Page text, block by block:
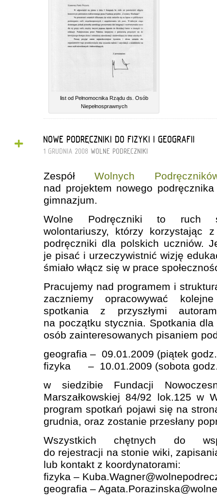
list od Pełnomocnika Rządu ds. Osób
Niepełnosprawnych
+ NOWE PODRĘCZNIKI DO FIZYKI I GEOGRAFII
1 GRUDNIA 2008 WOLNE PODRĘCZNIKI
ZespółWolnych
nad projektem nowego
gimnazjum.
Wolne Podręczniki to ruch
wolontariuszy, którzy korzystając
podręczniki dla polskich uczniów.
je pisać i urzeczywistnić wizję
śmiało włącz się w prace
Pracujemy nad programem i
zaczniemy opracowywać
spotkania z przyszłymi
na początku stycznia. Spotkania
osób zainteresowanych pisaniem
geografia – 09.01.2009 (piątek
fizyka – 10.01.2009 (sobota
w siedzibie Fundacji
Marszałkowskiej 84/92 lok.125 w
program spotkań pojawi się na
grudnia, oraz zostanie przesłany
Wszystkich chętnych do
do rejestracji na stonie wiki,
lub kontakt z koordynatorami:
fizyka –
geografia –